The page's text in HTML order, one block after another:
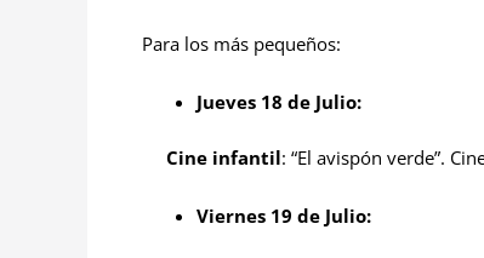
Para los más pequeños:
Jueves 18 de Julio:
Cine infantil: “El avispón verde”.
Viernes 19 de Julio: